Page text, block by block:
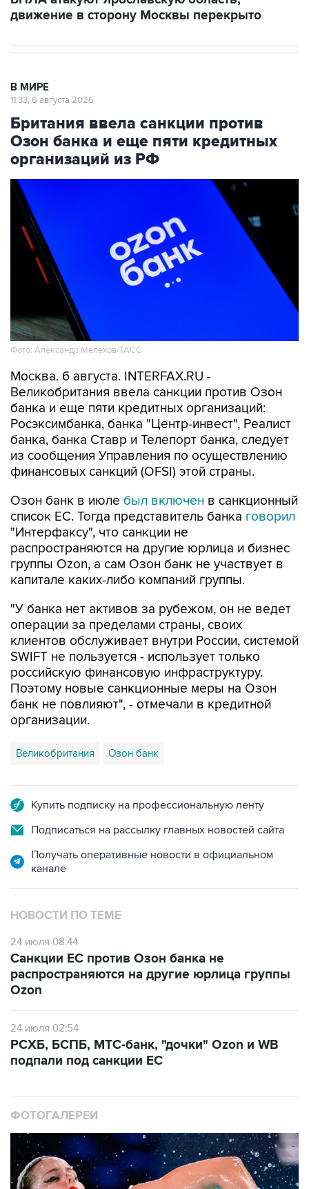
движение в сторону Москвы перекрыто
В МИРЕ
11:33, 6 августа 2026
Британия ввела санкции против
Озон банка и еще пяти кредитных
организаций из РФ
Фото: Александр Мелехов/ТАСС
Москва. 6 августа. INTERFAX.RU -
Великобритания ввела санкции против Озон
банка и еще пяти кредитных организаций:
Росэксимбанка, банка "Центр-инвест", Реалист
банка, банка Ставр и Телепорт банка, следует
из сообщения Управления по осуществлению
финансовых санкций (OFSI) этой страны.
Озон банк в июле был включен в санкционный
список ЕС. Тогда представитель банка говорил
"Интерфаксу", что санкции не
распространяются на другие юрлица и бизнес
группы Ozon, а сам Озон банк не участвует в
капитале каких-либо компаний группы.
"У банка нет активов за рубежом, он не ведет
операции за пределами страны, своих
клиентов обслуживает внутри России, системой
SWIFT не пользуется - использует только
российскую финансовую инфраструктуру.
Поэтому новые санкционные меры на Озон
банк не повлияют", - отмечали в кредитной
организации.
Великобритания Озон банк
Купить подписку на профессиональную ленту
Подписаться на рассылку главных новостей сайта
Получать оперативные новости в официальном
канале
НОВОСТИ ПО ТЕМЕ
24 июля 08:44
Санкции ЕС против Озон банка не
распространяются на другие юрлица группы
Ozon
24 июля 02:54
РСХБ, БСПБ, МТС-банк, "дочки" Ozon и WB
подпали под санкции ЕС
ФОТОГАЛЕРЕИ